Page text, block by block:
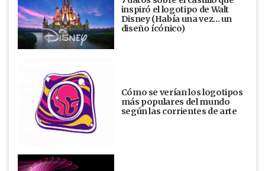
inspiró el logotipo de Walt
Disney (Había una vez... un
diseño ícónico)
Cómo se verían los logotipos
más populares del mundo
según las corrientes de arte